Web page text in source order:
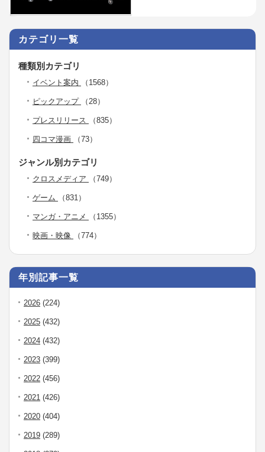
カテゴリ一覧
種類別カテゴリ
イベント案内 （1568）
ピックアップ （28）
プレスリリース （835）
四コマ漫画 （73）
ジャンル別カテゴリ
クロスメディア （749）
ゲーム （831）
マンガ・アニメ （1355）
映画・映像 （774）
年別記事一覧
2026 (224)
2025 (432)
2024 (432)
2023 (399)
2022 (456)
2021 (426)
2020 (404)
2019 (289)